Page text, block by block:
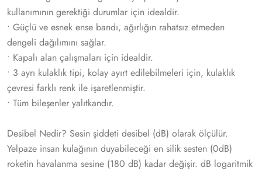
kullanımının gerektiği durumlar için idealdir.
• Güçlü ve esnek ense bandı, ağırlığın rahatsız etmeden
dengeli dağılımını sağlar.
• Kapalı alan çalışmaları için idealdir.
• 3 ayrı kulaklık tipi, kolay ayırt edilebilmeleri için, kulaklık
çevresi farklı renk ile işaretlenmiştir.
• Tüm bileşenler yalıtkandır.
Desibel Nedir? Sesin şiddeti desibel (dB) olarak ölçülür.
Yelpaze insan kulağının duyabileceği en silik sesten (0dB)
roketin havalanma sesine (180 dB) kadar değişir. dB logaritmik